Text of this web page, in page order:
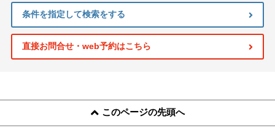
スタッフ紹介
条件を指定して検索をする
直接お問合せ・web予約はこちら
このページの先頭へ